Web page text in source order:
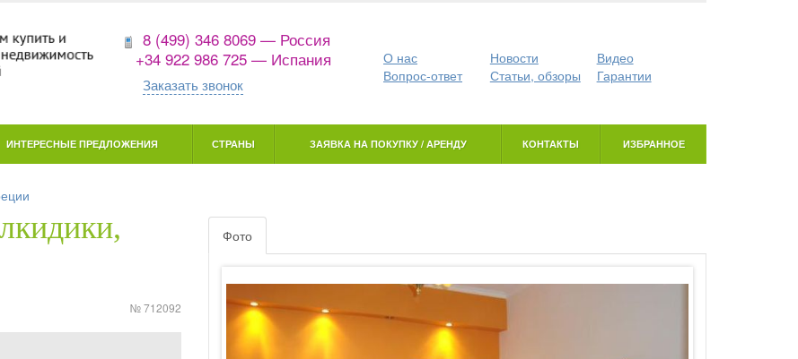
8 (499) 346 8069 — Россия
+34 922 986 725 — Испания
Заказать звонок
О нас Новости
Видео
Вопрос-ответ
Статьи, обзоры Гарантии
ИНТЕРЕСНЫЕ ПРЕДЛОЖЕНИЯ СТРАНЫ ЗАЯВКА НА ПОКУПКУ / АРЕНДУ КОНТАКТЫ ИЗБРАННОЕ
№ 712092
Фото